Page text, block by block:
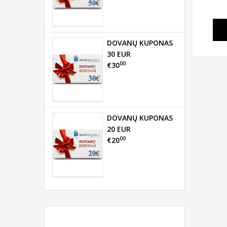
DOVANŲ KUPONAS
30 EUR
€3000
DOVANŲ KUPONAS
20 EUR
€2000